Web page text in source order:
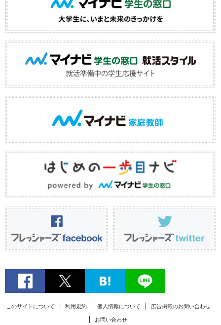
このサイトについて 利用規約 個人情報について 広告掲載のお問い合わせ
お問い合わせ